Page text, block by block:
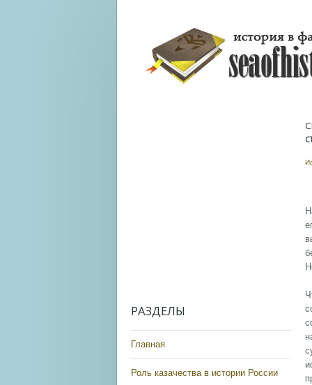
РАЗДЕЛЫ
Главная
Роль казачества в истории России